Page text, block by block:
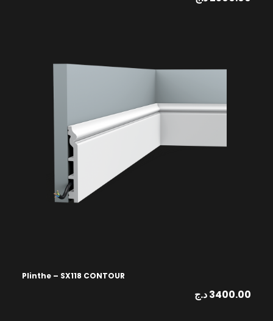
Plinthe – SX118 CONTOUR
3400.00د.ج